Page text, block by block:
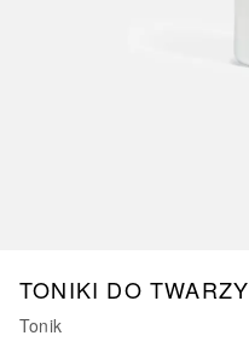
TONIKI DO TWARZY
Tonik